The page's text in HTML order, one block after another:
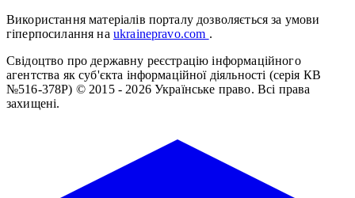
Використання матеріалів порталу дозволяється за умови
гіперпосилання на ukrainepravo.com .
Свідоцтво про державну реєстрацію інформаційного
агентства як суб'єкта інформаційної діяльності (серія КВ
№516-378Р) © 2015 - 2026 Українське право. Всі права
захищені.